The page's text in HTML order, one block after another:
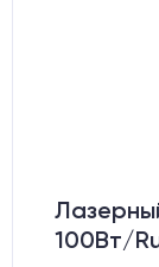
100Вт/